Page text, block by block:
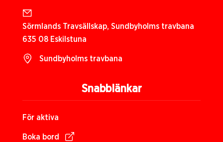
Snabblänkar
För aktiva
Boka bord
Sörmlands Travsällskap, Sundbyholms travbana
635 08 Eskilstuna
Sundbyholms travbana